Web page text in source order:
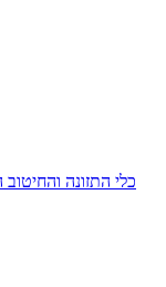
כלי התזונה